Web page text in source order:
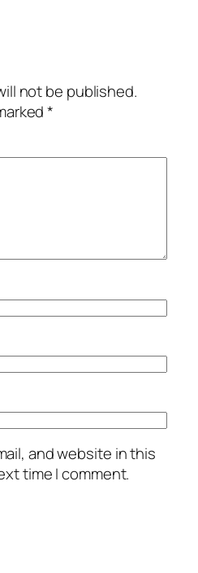
not be published.
*
and website in this
time I comment.